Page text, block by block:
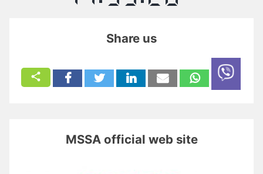
Share us
MSSA official web site